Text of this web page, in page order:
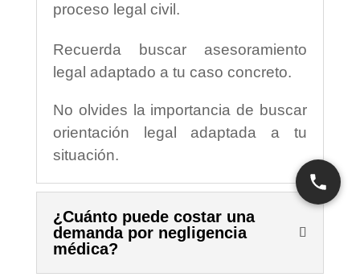
proceso legal civil.
Recuerda buscar asesoramiento
legal adaptado a tu caso concreto.
No olvides la importancia de buscar
orientación legal adaptada a tu
situación.
¿Cuánto puede costar una
demanda por negligencia
médica?